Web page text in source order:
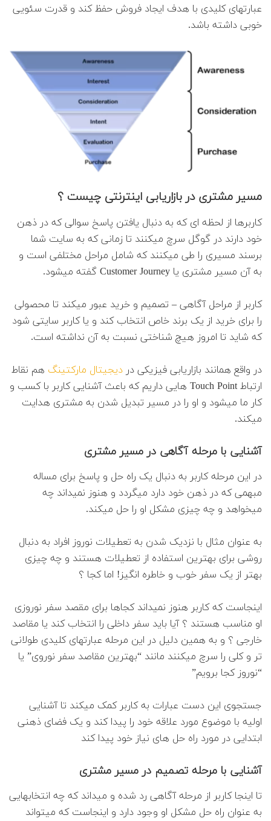
عبارتهای کلیدی با هدف ایجاد فروش حفظ کند و قدرت سئویی
خوبی داشته باشد.
مسیر مشتری در بازاریابی اینترنتی چیست ؟
کاربرها از لحظه ای که به دنبال یافتن پاسخ سوالی که در ذهن
خود دارند در گوگل سرچ میکنند تا زمانی که به سایت شما
برسند مسیری را طی میکنند که شامل مراحل مختلفی است و
به آن مسیر مشتری یا Customer Journey گفته میشود.
کاربر از مراحل آگاهی – تصمیم و خرید عبور میکند تا محصولی
را برای خرید از یک برند خاص انتخاب کند و یا کاربر سایتی شود
که شاید تا امروز هیچ شناختی نسبت به آن نداشته است.
در واقع همانند بازاریابی فیزیکی در دیجیتال مارکتینگ هم نقاط
ارتباط Touch Point هایی داریم که باعث آشنایی کاربر با کسب و
کار ما میشود و او را در مسیر تبدیل شدن به مشتری هدایت
میکند.
آشنایی با مرحله آگاهی در مسیر مشتری
در این مرحله کاربر به دنبال یک راه حل و پاسخ برای مساله
مبهمی که در ذهن خود دارد میگردد و هنوز نمیداند چه
میخواهد و چه چیزی مشکل او را حل میکند.
به عنوان مثال با نزدیک شدن به تعطیلات نوروز افراد به دنبال
روشی برای بهترین استفاده از تعطیلات هستند و چه چیزی
بهتر از یک سفر خوب و خاطره انگیز! اما کجا ؟
اینجاست که کاربر هنوز نمیداند کجاها برای مقصد سفر نوروزی
او مناسب هستند ؟ آیا باید سفر داخلی را انتخاب کند یا مقاصد
خارجی ؟ و به همین دلیل در این مرحله عبارتهای کلیدی طولانی
تر و کلی را سرچ میکنند مانند “بهترین مقاصد سفر نوروی” یا
“نوروز کجا برویم”
جستجوی این دست عبارات به کاربر کمک میکند تا آشنایی
اولیه با موضوع مورد علاقه خود را پیدا کند و یک فضای ذهنی
ابتدایی در مورد راه حل های نیاز خود پیدا کند
آشنایی با مرحله تصمیم در مسیر مشتری
تا اینجا کاربر از مرحله آگاهی رد شده و میداند که چه انتخابهایی
به عنوان راه حل مشکل او وجود دارد و اینجاست که میتواند